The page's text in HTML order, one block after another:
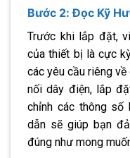
Bước 2: Đọc Kỹ
Trước khi lắp đặt,
của thiết bị là cực
các yêu cầu riêng
nối dây điện, lắp
chỉnh các thông số
dẫn sẽ giúp bạn
đúng như mong